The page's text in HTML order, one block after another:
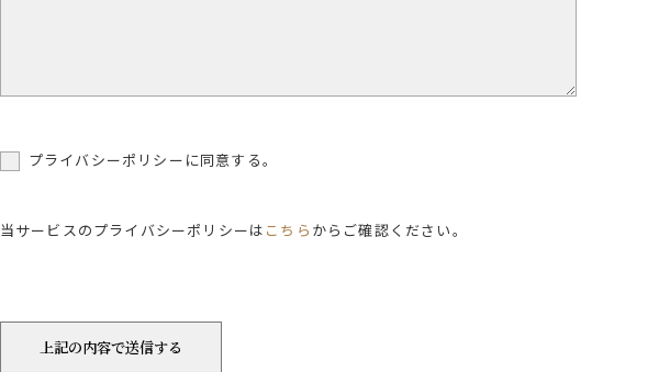
プライバシーポリシーに同意する。
当サービスのプライバシーポリシーは こちら からご確認ください。